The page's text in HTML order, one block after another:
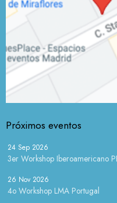
Próximos eventos
24 Sep 2026
3er Workshop Iberoamericano
26 Nov 2026
4o Workshop LMA Portugal